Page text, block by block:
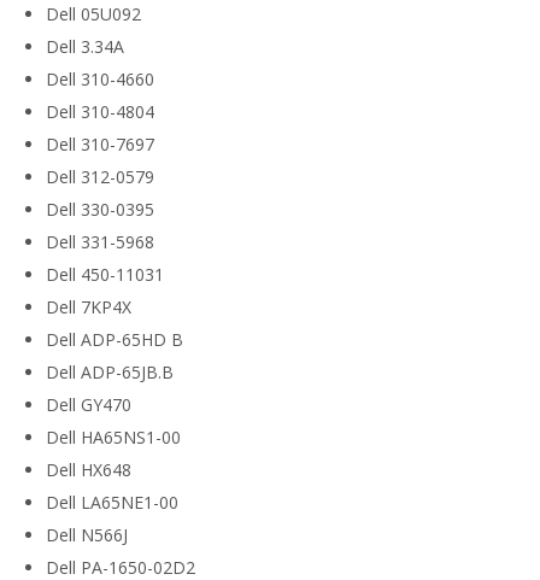
Dell 05U092
Dell 3.34A
Dell 310-4660
Dell 310-4804
Dell 310-7697
Dell 312-0579
Dell 330-0395
Dell 331-5968
Dell 450-11031
Dell 7KP4X
Dell ADP-65HD B
Dell ADP-65JB.B
Dell GY470
Dell HA65NS1-00
Dell HX648
Dell LA65NE1-00
Dell N566J
Dell PA-1650-02D2